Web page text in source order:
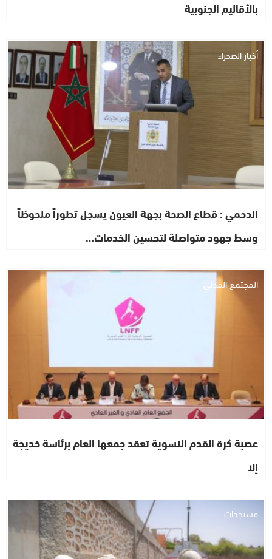
بالأقاليم الجنوبية
أخبار الصحراء
الدحمي : قطاع الصحة بجهة العيون يسجل تطوراً ملحوظاً
وسط جهود متواصلة لتحسين الخدمات…
المجتمع المدني
عصبة كرة القدم النسوية تعقد جمعها العام برئاسة خديجة
إلا
مستجدات